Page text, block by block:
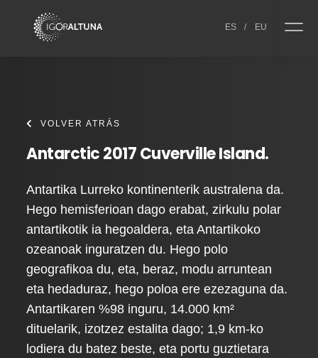
ES / EU
VOLVER ATRÁS
Antarctic 2017 Cuverville Island.
Antartika Lurreko kontinenterik australena da.
Hego hemisferioan dago erabat, zirkulu polar
antartikotik ia hegoaldera, eta Antartikoko
ozeanoak inguratzen du. Hego polo
geografikoa du, eta, beraz, modu arruntean
eta hedaduraz, hego poloa ere ezezaguna da.
Antartikaren %98 inguru, 14.000 km²
dituelarik, izotzez estalita dago; 1,9 km-ko
lodiera du batez beste, eta portu guztietara